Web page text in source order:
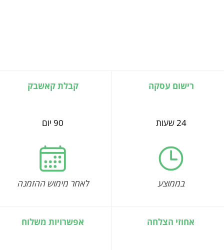
רישום עסקה
24 שעות
בממוצע
קבלת קאשבק
90 יום
לאחר מימוש ההזמנה
אחוזי הצלחה אפשרויות משלוח